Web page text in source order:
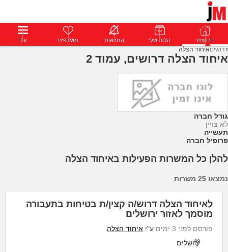
דרושים פרופילים הודעות פרימיום דרושים הלוח שלי התראות מועדפים עוד
דרושיםאיחוד הצלה
איחוד הצלה דרושים, עמוד 2
גודל חברה
לא צויין
תעשייה
פרופיל חברה
להלן כל המשרות הפעילות באיחוד הצלה
נמצאו 25 משרות
לאיחוד הצלה דרוש/ה קצין/ת בטיחות בתעבורה
מוסמך לאזור ירושלים
פורסם לפני 3 ימים ע"י איחוד הצלה
ירושלים